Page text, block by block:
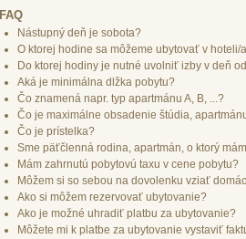
FAQ
Nástupný deň je sobota?
O ktorej hodine sa môžeme ubytovať v hoteli/
Do ktorej hodiny je nutné uvolniť izby v deň
Aká je minimálna dlžka pobytu?
Čo znamená napr. typ apartmánu A, B, ...?
Čo je maximálne obsadenie štúdia,
Čo je prístelka?
Sme päťčlenná rodina, apartmán, o ktorý
Mám zahrnutú pobytovú taxu v cene pobytu?
Môžem si so sebou na dovolenku vziať
Ako si môžem rezervovať ubytovanie?
Ako je možné uhradiť platbu za ubytovanie?
Môžete mi k platbe za ubytovanie vystaviť